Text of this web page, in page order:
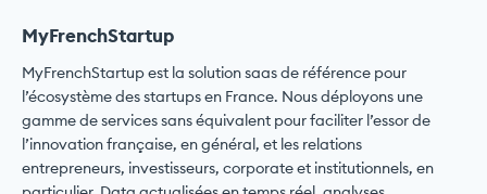
MyFrenchStartup
MyFrenchStartup est la solution saas de référence pour
l’écosystème des startups en France. Nous déployons une
gamme de services sans équivalent pour faciliter l’essor de
l’innovation française, en général, et les relations
entrepreneurs, investisseurs, corporate et institutionnels, en